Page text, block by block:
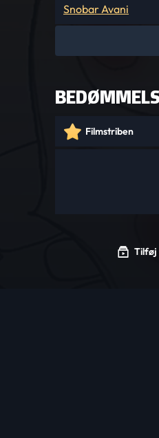
Snobar Avani
Filmstriben
Tilføj